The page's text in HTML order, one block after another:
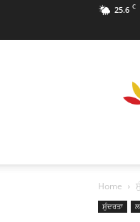
25.6 C
Home
ਸੁੰਦਰਤਾ